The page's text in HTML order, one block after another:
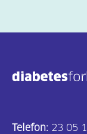
(806)
og
Telefon: 23 05